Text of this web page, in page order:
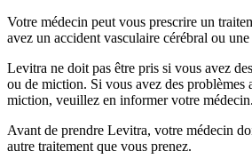
Votre médecin peut vous prescrire un
avez un accident vasculaire cérébral ou
Levitra ne doit pas être pris si vous avez
ou de miction. Si vous avez des problèmes
miction, veuillez en informer votre médecin.
Avant de prendre Levitra, votre médecin
autre traitement que vous prenez.